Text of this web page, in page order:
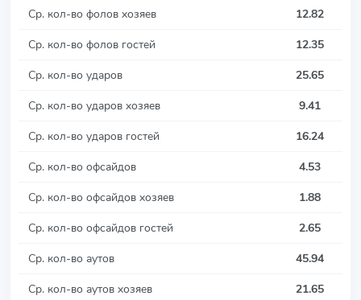
Ср. кол-во фолов хозяев
12.82
Ср. кол-во фолов гостей
12.35
Ср. кол-во ударов
25.65
Ср. кол-во ударов хозяев
9.41
Ср. кол-во ударов гостей
16.24
Ср. кол-во офсайдов
4.53
Ср. кол-во офсайдов хозяев
1.88
Ср. кол-во офсайдов гостей
2.65
Ср. кол-во аутов
45.94
Ср. кол-во аутов хозяев
21.65